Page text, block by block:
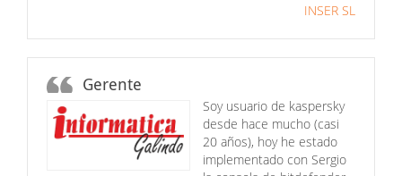
INSER SL
Gerente
Soy usuario de kaspersky
desde hace mucho (casi
20 años), hoy he estado
implementado con Sergio